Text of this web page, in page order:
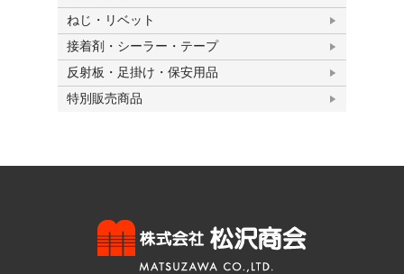
ねじ・リベット
接着剤・シーラー・テープ
反射板・足掛け・保安用品
特別販売商品